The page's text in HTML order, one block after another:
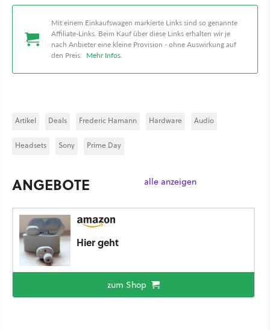
Mit einem Einkaufswagen markierte Links sind so genannte
Affiliate-Links. Beim Kauf über diese Links erhalten wir je
nach Anbieter eine kleine Provision - ohne Auswirkung auf
den Preis. Mehr Infos.
Artikel Deals Frederic Hamann Hardware Audio
Headsets Sony Prime Day
ANGEBOTE alle anzeigen
Hier geht
zum Shop